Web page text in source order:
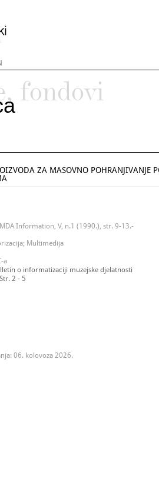
fondovi
ZA MASOVNO POHRANJIVANJE
Information, V, n.1 (1990.), str. 9-13.-
Multimedija
a
o informatizaciji muzejske djelatnosti
2 - 5
06. kolovoza 2026.